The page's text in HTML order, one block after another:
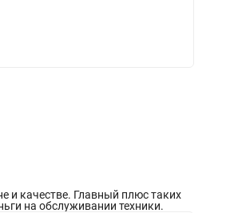
и качестве. Главный плюс таких
на обслуживании техники.